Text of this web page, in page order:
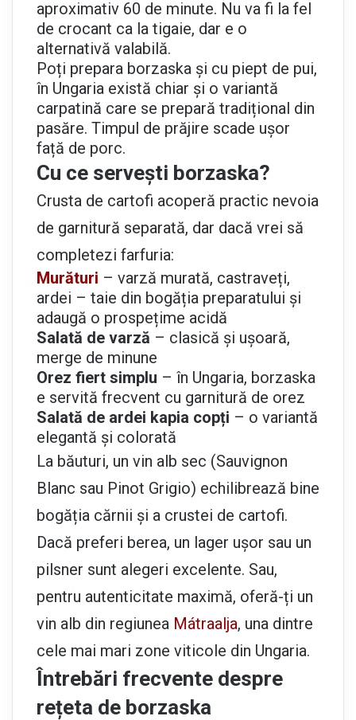
aproximativ 60 de minute. Nu va fi la fel
de crocant ca la tigaie, dar e o
alternativă valabilă.
Poți prepara borzaska și cu piept de pui,
în Ungaria există chiar și o variantă
carpatină care se prepară tradițional din
pasăre. Timpul de prăjire scade ușor
față de porc.
Cu ce servești borzaska?
Crusta de cartofi acoperă practic nevoia
de garnitură separată, dar dacă vrei să
completezi farfuria:
Murături – varză murată, castraveți,
ardei – taie din bogăția preparatului și
adaugă o prospețime acidă
Salată de varză – clasică și ușoară,
merge de minune
Orez fiert simplu – în Ungaria, borzaska
e servită frecvent cu garnitură de orez
Salată de ardei kapia copți – o variantă
elegantă și colorată
La băuturi, un vin alb sec (Sauvignon
Blanc sau Pinot Grigio) echilibrează bine
bogăția cărnii și a crustei de cartofi.
Dacă preferi berea, un lager ușor sau un
pilsner sunt alegeri excelente. Sau,
pentru autenticitate maximă, oferă-ți un
vin alb din regiunea Mátraalja, una dintre
cele mai mari zone viticole din Ungaria.
Întrebări frecvente despre
rețeta de borzaska